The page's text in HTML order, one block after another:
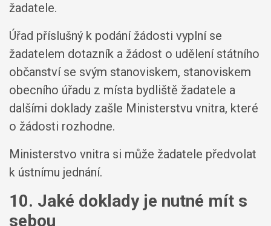
žadatele.
Úřad příslušný k podání žádosti vyplní se
žadatelem dotazník a žádost o udělení státního
občanství se svým stanoviskem, stanoviskem
obecního úřadu z místa bydliště žadatele a
dalšími doklady zašle Ministerstvu vnitra, které
o žádosti rozhodne.
Ministerstvo vnitra si může žadatele předvolat
k ústnímu jednání.
10. Jaké doklady je nutné mít s
sebou